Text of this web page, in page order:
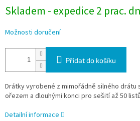
Skladem - expedice 2 prac.
Možnosti doručení
Přidat do košíku
Drátky vyrobené z mimořádně silného drátu
ořezem a dlouhými konci pro sešití až 50
Detailní informace